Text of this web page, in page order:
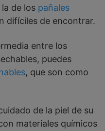
de los pañales
difíciles de encontrar.
entre los
puedes
, que son como
de la piel de su
materiales químicos